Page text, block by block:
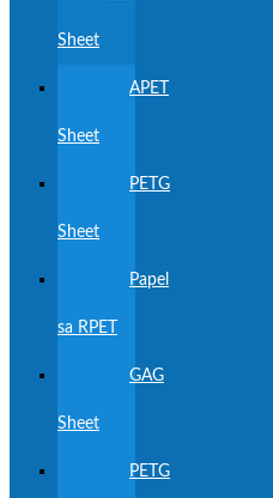
Sheet
APET
Sheet
PETG
Sheet
Papel
sa RPET
GAG
Sheet
PETG